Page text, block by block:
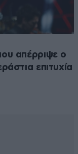
απέρριψε ο
επιτυχία